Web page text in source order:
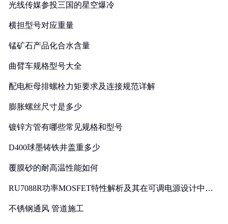
光线传媒参投三国的星空爆冷
横担型号对应重量
锰矿石产品化合水含量
曲臂车规格型号大全
配电柜母排螺栓力矩要求及连接规范详解
膨胀螺丝尺寸是多少
镀锌方管有哪些常见规格和型号
D400球墨铸铁井盖重多少
覆膜砂的耐高温性能如何
RU7088R功率MOSFET特性解析及其在可调电源设计中的
不锈钢通风 管道施工